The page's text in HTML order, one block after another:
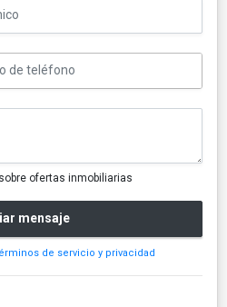
ofertas inmobiliarias
mensaje
de servicio y privacidad